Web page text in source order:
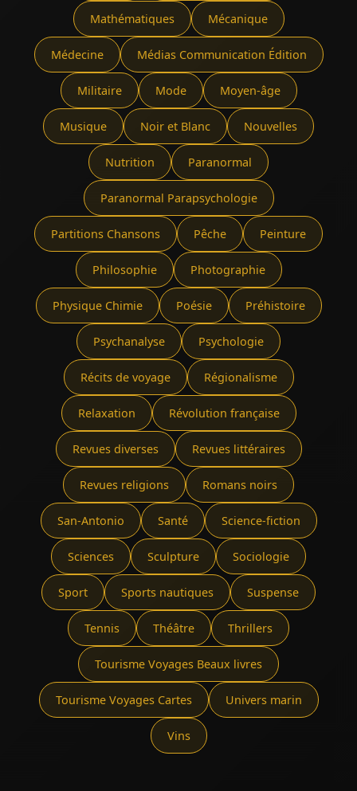
Mathématiques Mécanique
Médecine Médias Communication Édition
Militaire Mode Moyen-âge
Musique Noir et Blanc Nouvelles
Nutrition Paranormal
Paranormal Parapsychologie
Partitions Chansons Pêche Peinture
Philosophie Photographie
Physique Chimie Poésie Préhistoire
Psychanalyse Psychologie
Récits de voyage Régionalisme
Relaxation Révolution française
Revues diverses Revues littéraires
Revues religions Romans noirs
San-Antonio Santé Science-fiction
Sciences Sculpture Sociologie
Sport Sports nautiques Suspense
Tennis Théâtre Thrillers
Tourisme Voyages Beaux livres
Tourisme Voyages Cartes Univers marin
Vins